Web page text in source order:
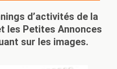
d’activités de la
les Petites Annonces
sur les images.